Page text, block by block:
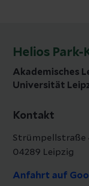
Helios
Akademisches
Universität
Kontakt
Strümpellstraße
04289 Leipzig
Anfahrt auf